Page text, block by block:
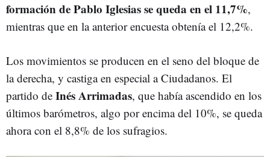
formación de Pablo Iglesias se queda en el 11,7%,
mientras que en la anterior encuesta obtenía el 12,2%.
Los movimientos se producen en el seno del bloque de
la derecha, y castiga en especial a Ciudadanos. El
partido de Inés Arrimadas, que había ascendido en los
últimos barómetros, algo por encima del 10%, se queda
ahora con el 8,8% de los sufragios.